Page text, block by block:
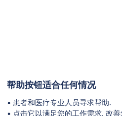
帮助按钮适合任何情况
• 患者和医疗专业人员寻求帮助.
• 点击它以满足您的工作需求. 改